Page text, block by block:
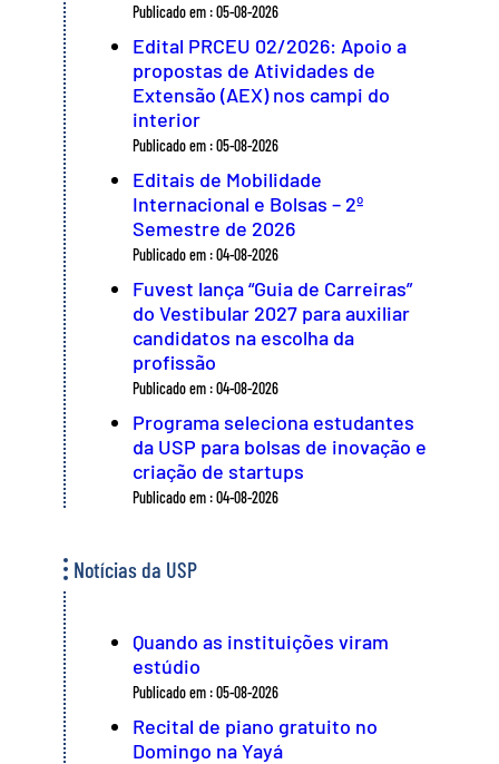
Publicado em : 05-08-2026
Edital PRCEU 02/2026: Apoio a
propostas de Atividades de
Extensão (AEX) nos campi do
interior
Publicado em : 05-08-2026
Editais de Mobilidade
Internacional e Bolsas – 2º
Semestre de 2026
Publicado em : 04-08-2026
Fuvest lança “Guia de Carreiras”
do Vestibular 2027 para auxiliar
candidatos na escolha da
profissão
Publicado em : 04-08-2026
Programa seleciona estudantes
da USP para bolsas de inovação e
criação de startups
Publicado em : 04-08-2026
Notícias da USP
Quando as instituições viram
estúdio
Publicado em : 05-08-2026
Recital de piano gratuito no
Domingo na Yayá